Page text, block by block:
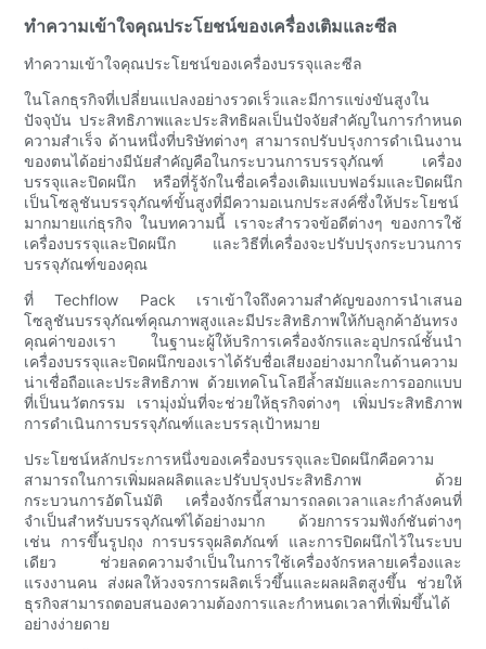
ทำความเข้าใจคุณประโยชน์ของเครื่องเติมและซีล
ทำความเข้าใจคุณประโยชน์ของเครื่องบรรจุและซีล
ในโลกธุรกิจที่เปลี่ยนแปลงอย่างรวดเร็วและมีการแข่งขันสูงใน
ปัจจุบัน ประสิทธิภาพและประสิทธิผลเป็นปัจจัยสำคัญในการกำหนด
ความสำเร็จ ด้านหนึ่งที่บริษัทต่างๆ สามารถปรับปรุงการดำเนินงาน
ของตนได้อย่างมีนัยสำคัญคือในกระบวนการบรรจุภัณฑ์ เครื่อง
บรรจุและปิดผนึก หรือที่รู้จักในชื่อเครื่องเติมแบบฟอร์มและปิดผนึก
เป็นโซลูชันบรรจุภัณฑ์ขั้นสูงที่มีความอเนกประสงค์ซึ่งให้ประโยชน์
มากมายแก่ธุรกิจ ในบทความนี้ เราจะสำรวจข้อดีต่างๆ ของการใช้
เครื่องบรรจุและปิดผนึก และวิธีที่เครื่องจะปรับปรุงกระบวนการ
บรรจุภัณฑ์ของคุณ
ที่ Techflow Pack เราเข้าใจถึงความสำคัญของการนำเสนอ
โซลูชันบรรจุภัณฑ์คุณภาพสูงและมีประสิทธิภาพให้กับลูกค้าอันทรง
คุณค่าของเรา ในฐานะผู้ให้บริการเครื่องจักรและอุปกรณ์ชั้นนำ
เครื่องบรรจุและปิดผนึกของเราได้รับชื่อเสียงอย่างมากในด้านความ
น่าเชื่อถือและประสิทธิภาพ ด้วยเทคโนโลยีล้ำสมัยและการออกแบบ
ที่เป็นนวัตกรรม เรามุ่งมั่นที่จะช่วยให้ธุรกิจต่างๆ เพิ่มประสิทธิภาพ
การดำเนินการบรรจุภัณฑ์และบรรลุเป้าหมาย
ประโยชน์หลักประการหนึ่งของเครื่องบรรจุและปิดผนึกคือความ
สามารถในการเพิ่มผลผลิตและปรับปรุงประสิทธิภาพ ด้วย
กระบวนการอัตโนมัติ เครื่องจักรนี้สามารถลดเวลาและกำลังคนที่
จำเป็นสำหรับบรรจุภัณฑ์ได้อย่างมาก ด้วยการรวมฟังก์ชันต่างๆ
เช่น การขึ้นรูปถุง การบรรจุผลิตภัณฑ์ และการปิดผนึกไว้ในระบบ
เดียว ช่วยลดความจำเป็นในการใช้เครื่องจักรหลายเครื่องและ
แรงงานคน ส่งผลให้วงจรการผลิตเร็วขึ้นและผลผลิตสูงขึ้น ช่วยให้
ธุรกิจสามารถตอบสนองความต้องการและกำหนดเวลาที่เพิ่มขึ้นได้
อย่างง่ายดาย